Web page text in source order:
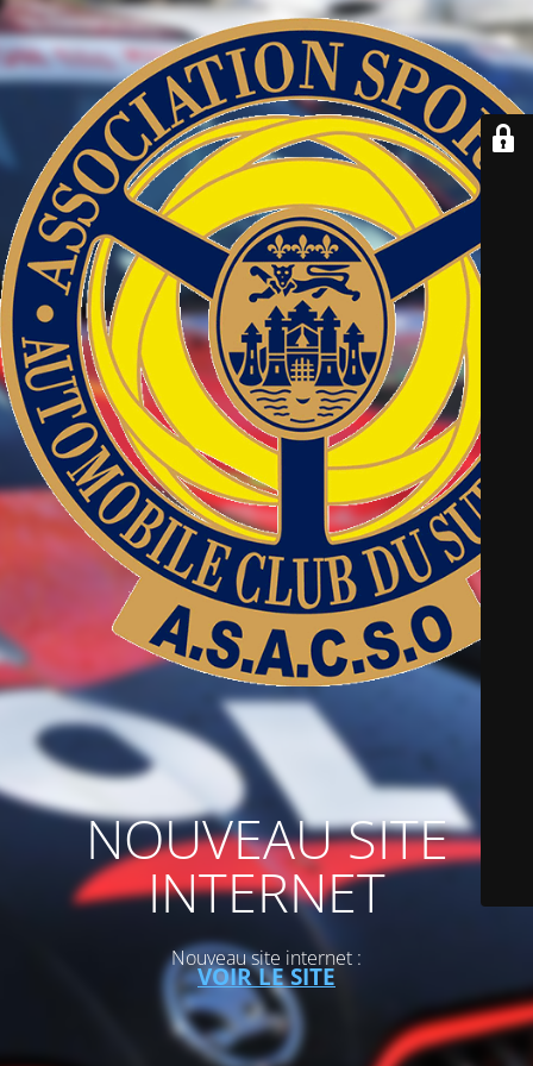
NOUVEAU SITE
INTERNET
Nouveau site internet :
VOIR LE SITE